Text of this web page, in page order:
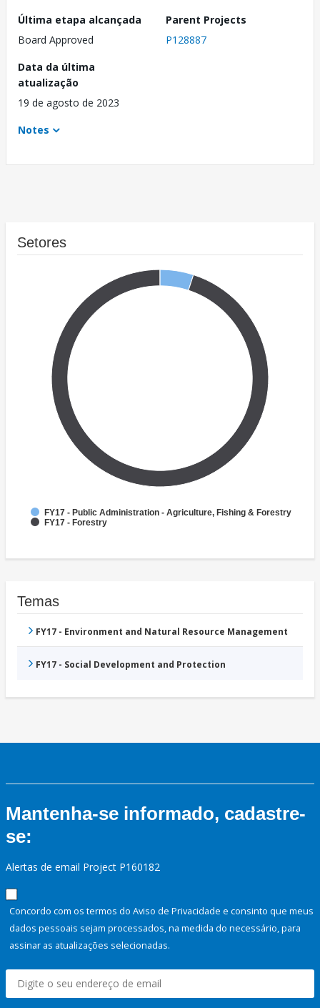
Última etapa alcançada
Board Approved
Parent Projects
P128887
Data da última
atualização
19 de agosto de 2023
Notes
Setores
FY17 - Public Administration - Agriculture, Fishing & Forestry
FY17 - Forestry
Temas
FY17 - Environment and Natural Resource Management
FY17 - Social Development and Protection
Mantenha-se informado, cadastre-
se:
Alertas de email Project P160182
Concordo com os termos do Aviso de Privacidade e consinto que meus
dados pessoais sejam processados, na medida do necessário, para
assinar as atualizações selecionadas.